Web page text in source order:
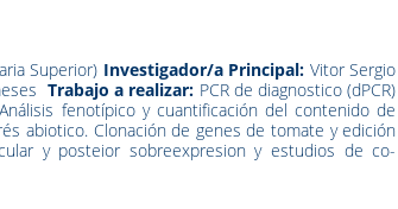
Superior) Investigador/a Principal: Vitor Sergio
Trabajo a realizar: PCR de diagnostico (dPCR)
fenotípico y cuantificación del contenido de
abiotico. Clonación de genes de tomate y edición
y posteior sobreexpresion y estudios de co-